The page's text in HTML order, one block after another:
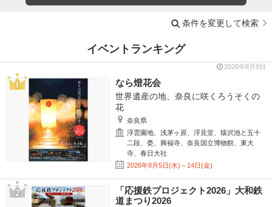
条件を変更して検索
イベントランキング
2026年8月9日
なら燈花会
世界遺産の地、奈良に咲くろうそくの
花
奈良県
浮雲園地、浅茅ヶ原、浮見堂、猿沢池と五十
二段、甍、興福寺、奈良国立博物館、東大
寺、春日大社
2026年8月5日(水)～14日(金)
「応援鉄プロジェクト2026」大和鉄
道まつり2026